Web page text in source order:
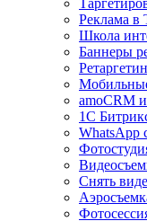
Реклама в
Школа
Баннеры
amoCRM
1С
WhatsApp
Снять